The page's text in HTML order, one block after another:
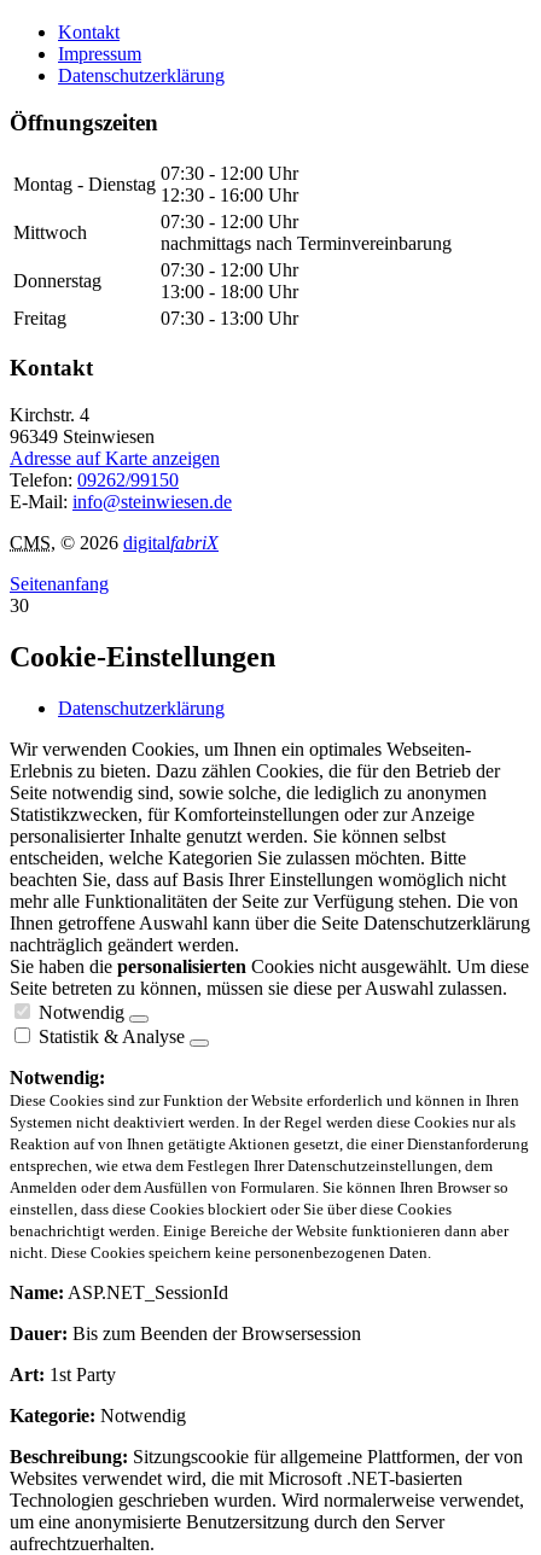
Kontakt
Impressum
Datenschutzerklärung
Öffnungszeiten
Montag - Dienstag
07:30 - 12:00 Uhr
12:30 - 16:00 Uhr
Mittwoch
07:30 - 12:00 Uhr
nachmittags nach Terminvereinbarung
Donnerstag
07:30 - 12:00 Uhr
13:00 - 18:00 Uhr
Freitag
07:30 - 13:00 Uhr
Kontakt
Kirchstr. 4
96349 Steinwiesen
Adresse auf Karte anzeigen
Telefon: 09262/99150
E-Mail: info@steinwiesen.de
CMS, © 2026 digitalfabriX
Seitenanfang
30
Cookie-Einstellungen
Datenschutzerklärung
Wir verwenden Cookies, um Ihnen ein optimales Webseiten-
Erlebnis zu bieten. Dazu zählen Cookies, die für den Betrieb der
Seite notwendig sind, sowie solche, die lediglich zu anonymen
Statistikzwecken, für Komforteinstellungen oder zur Anzeige
personalisierter Inhalte genutzt werden. Sie können selbst
entscheiden, welche Kategorien Sie zulassen möchten. Bitte
beachten Sie, dass auf Basis Ihrer Einstellungen womöglich nicht
mehr alle Funktionalitäten der Seite zur Verfügung stehen. Die von
Ihnen getroffene Auswahl kann über die Seite Datenschutzerklärung
nachträglich geändert werden.
Sie haben die personalisierten Cookies nicht ausgewählt. Um diese
Seite betreten zu können, müssen sie diese per Auswahl zulassen.
Notwendig
Statistik & Analyse
Notwendig:
Diese Cookies sind zur Funktion der Website erforderlich und können in Ihren
Systemen nicht deaktiviert werden. In der Regel werden diese Cookies nur als
Reaktion auf von Ihnen getätigte Aktionen gesetzt, die einer Dienstanforderung
entsprechen, wie etwa dem Festlegen Ihrer Datenschutzeinstellungen, dem
Anmelden oder dem Ausfüllen von Formularen. Sie können Ihren Browser so
einstellen, dass diese Cookies blockiert oder Sie über diese Cookies
benachrichtigt werden. Einige Bereiche der Website funktionieren dann aber
nicht. Diese Cookies speichern keine personenbezogenen Daten.
Name: ASP.NET_SessionId
Dauer: Bis zum Beenden der Browsersession
Art: 1st Party
Kategorie: Notwendig
Beschreibung: Sitzungscookie für allgemeine Plattformen, der von
Websites verwendet wird, die mit Microsoft .NET-basierten
Technologien geschrieben wurden. Wird normalerweise verwendet,
um eine anonymisierte Benutzersitzung durch den Server
aufrechtzuerhalten.